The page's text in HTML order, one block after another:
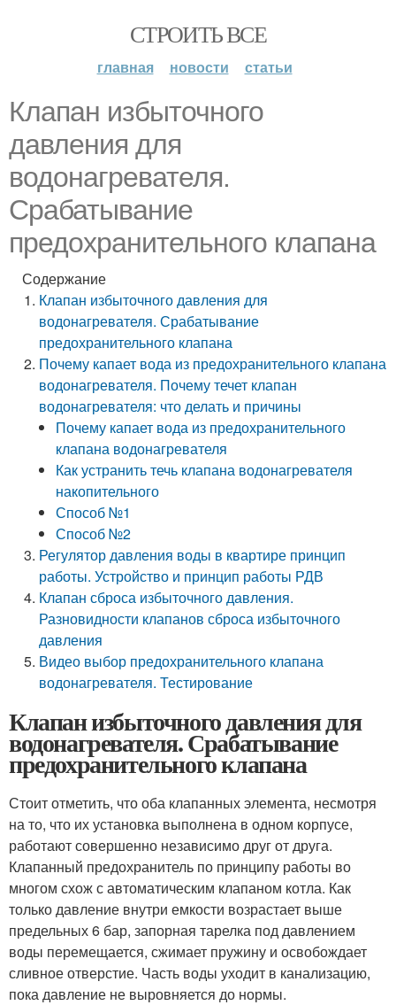
СТРОИТЬ ВСЕ
главная новости статьи
Клапан избыточного
давления для
водонагревателя.
Срабатывание
предохранительного клапана
Содержание
Клапан избыточного давления для
водонагревателя. Срабатывание
предохранительного клапана
Почему капает вода из предохранительного клапана
водонагревателя. Почему течет клапан
водонагревателя: что делать и причины
Почему капает вода из предохранительного
клапана водонагревателя
Как устранить течь клапана водонагревателя
накопительного
Способ №1
Способ №2
Регулятор давления воды в квартире принцип
работы. Устройство и принцип работы РДВ
Клапан сброса избыточного давления.
Разновидности клапанов сброса избыточного
давления
Видео выбор предохранительного клапана
водонагревателя. Тестирование
Клапан избыточного давления для
водонагревателя. Срабатывание
предохранительного клапана
Стоит отметить, что оба клапанных элемента, несмотря
на то, что их установка выполнена в одном корпусе,
работают совершенно независимо друг от друга.
Клапанный предохранитель по принципу работы во
многом схож с автоматическим клапаном котла. Как
только давление внутри емкости возрастает выше
предельных 6 бар, запорная тарелка под давлением
воды перемещается, сжимает пружину и освобождает
сливное отверстие. Часть воды уходит в канализацию,
пока давление не выровняется до нормы.